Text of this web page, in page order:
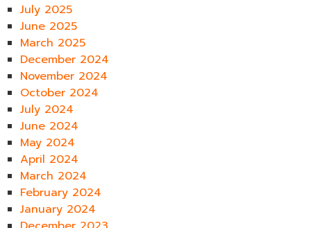
July 2025
June 2025
March 2025
December 2024
November 2024
October 2024
July 2024
June 2024
May 2024
April 2024
March 2024
February 2024
January 2024